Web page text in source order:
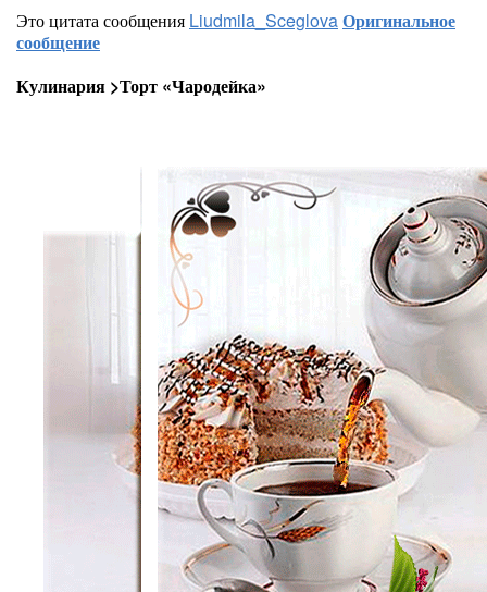
Это цитата сообщения Liudmila_SceglovaОригинальное
сообщение
Кулинария >Торт «Чародейка»